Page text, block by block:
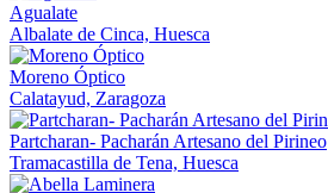
Agualate
Albalate de Cinca, Huesca
Moreno Óptico
Calatayud, Zaragoza
Partcharan- Pacharán Artesano del Pirineo
Tramacastilla de Tena, Huesca